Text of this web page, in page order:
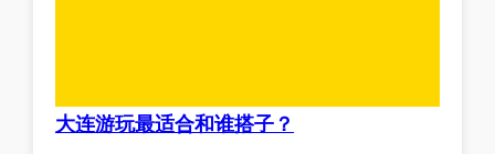
大连游玩最适合和谁搭子？